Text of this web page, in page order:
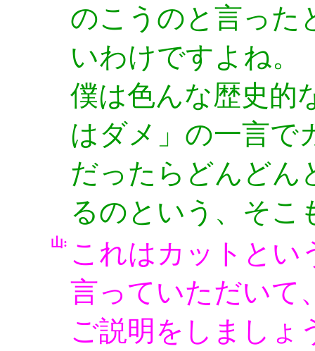
のこうのと言った
いわけですよね。
僕は色んな歴史的
はダメ」の一言で
だったらどんどん
るのという、そこ
山: これはカットとい
言っていただいて
ご説明をしましょ